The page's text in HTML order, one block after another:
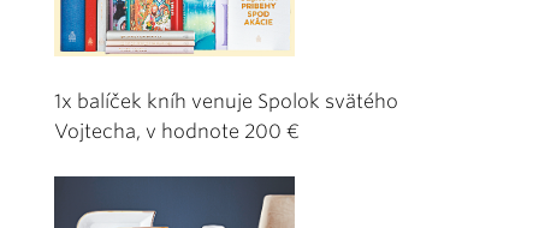
1x balíček kníh venuje Spolok svätého
Vojtecha, v hodnote 200 €